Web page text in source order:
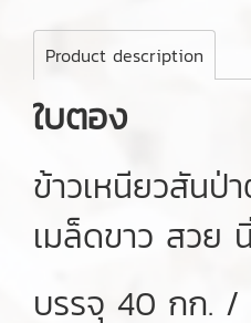
Product description
ใบตอง
ข้าวเหนียวสันป่
เมล็ดขาว สวย
บรรจุ 40 กก. /